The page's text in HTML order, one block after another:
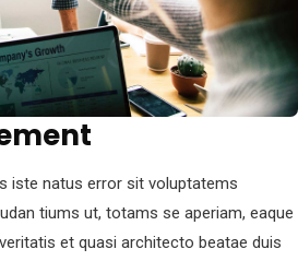
iste natus error sit voluptatems
tiums ut, totams se aperiam, eaque
et quasi architecto beatae duis